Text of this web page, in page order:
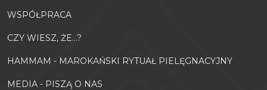
WSPÓŁPRACA
CZY WIESZ, ŻE...?
HAMMAM - MAROKAŃSKI RYTUAŁ PIELĘGNACYJNY
MEDIA - PISZĄ O NAS